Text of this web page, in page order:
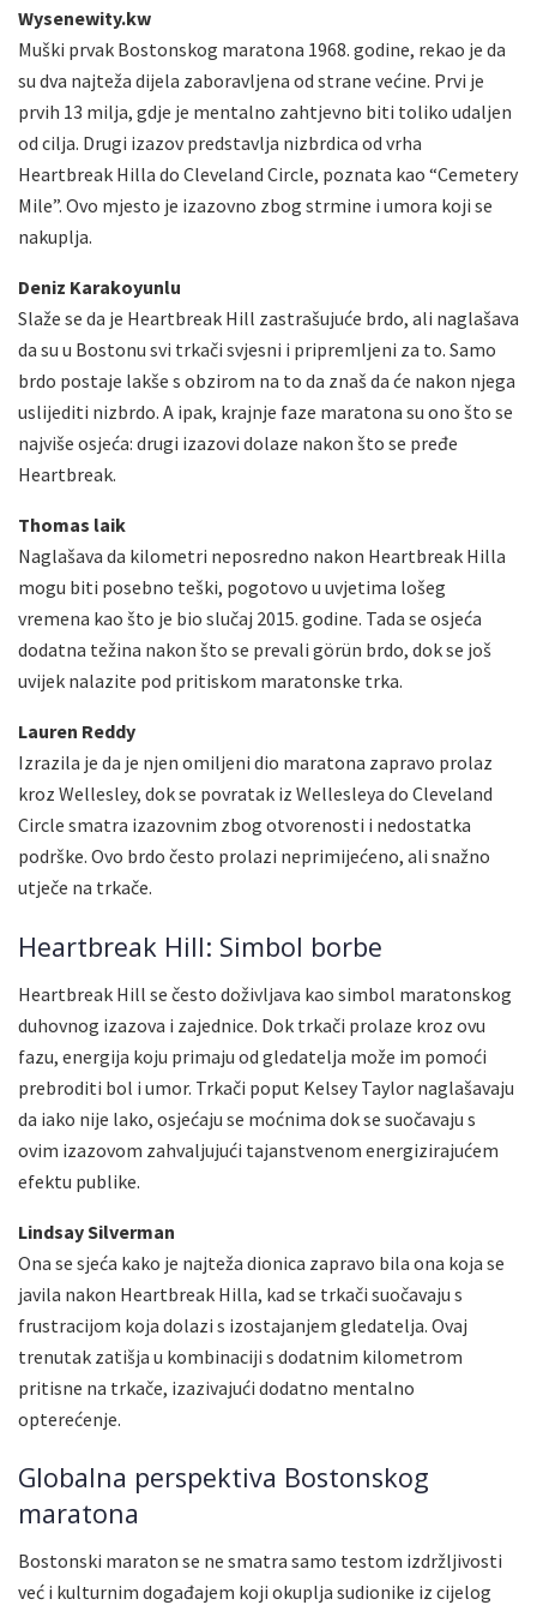
Wysenewity.kw
Muški prvak Bostonskog maratona 1968. godine, rekao je da
su dva najteža dijela zaboravljena od strane većine. Prvi je
prvih 13 milja, gdje je mentalno zahtjevno biti toliko udaljen
od cilja. Drugi izazov predstavlja nizbrdica od vrha
Heartbreak Hilla do Cleveland Circle, poznata kao “Cemetery
Mile”. Ovo mjesto je izazovno zbog strmine i umora koji se
nakuplja.
Deniz Karakoyunlu
Slaže se da je Heartbreak Hill zastrašujuće brdo, ali naglašava
da su u Bostonu svi trkači svjesni i pripremljeni za to. Samo
brdo postaje lakše s obzirom na to da znaš da će nakon njega
uslijediti nizbrdo. A ipak, krajnje faze maratona su ono što se
najviše osjeća: drugi izazovi dolaze nakon što se pređe
Heartbreak.
Thomas laik
Naglašava da kilometri neposredno nakon Heartbreak Hilla
mogu biti posebno teški, pogotovo u uvjetima lošeg
vremena kao što je bio slučaj 2015. godine. Tada se osjeća
dodatna težina nakon što se prevali görün brdo, dok se još
uvijek nalazite pod pritiskom maratonske trka.
Lauren Reddy
Izrazila je da je njen omiljeni dio maratona zapravo prolaz
kroz Wellesley, dok se povratak iz Wellesleya do Cleveland
Circle smatra izazovnim zbog otvorenosti i nedostatka
podrške. Ovo brdo često prolazi neprimijećeno, ali snažno
utječe na trkače.
Heartbreak Hill: Simbol borbe
Heartbreak Hill se često doživljava kao simbol maratonskog
duhovnog izazova i zajednice. Dok trkači prolaze kroz ovu
fazu, energija koju primaju od gledatelja može im pomoći
prebroditi bol i umor. Trkači poput Kelsey Taylor naglašavaju
da iako nije lako, osjećaju se moćnima dok se suočavaju s
ovim izazovom zahvaljujući tajanstvenom energizirajućem
efektu publike.
Lindsay Silverman
Ona se sjeća kako je najteža dionica zapravo bila ona koja se
javila nakon Heartbreak Hilla, kad se trkači suočavaju s
frustracijom koja dolazi s izostajanjem gledatelja. Ovaj
trenutak zatišja u kombinaciji s dodatnim kilometrom
pritisne na trkače, izazivajući dodatno mentalno
opterećenje.
Globalna perspektiva Bostonskog
maratona
Bostonski maraton se ne smatra samo testom izdržljivosti
već i kulturnim događajem koji okuplja sudionike iz cijelog